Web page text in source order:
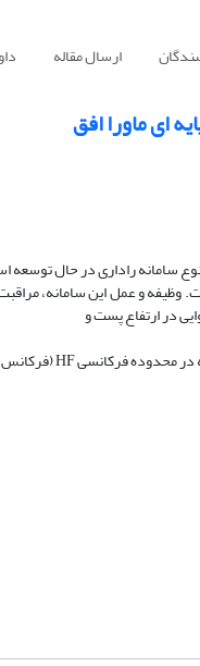
ارسال مقاله
ای ماورا افق
و عمل این سامانه،
در ارتفاع پست و